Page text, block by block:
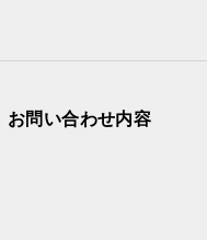
お問い合わせ内容